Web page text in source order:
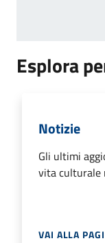
Esplora
Notizie
Gli ultimi
vita culturale
VAI ALLA